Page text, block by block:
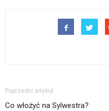
Poprzedni artykuł
Co włożyć na Sylwestra?